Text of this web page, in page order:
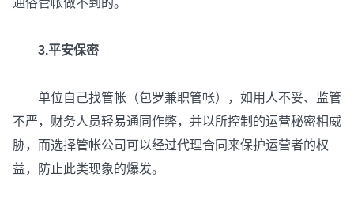
通俗管帐做不到的。
3.平安保密
单位自己找管帐（包罗兼职管帐），如用人不妥、监管
不严，财务人员轻易通同作弊，并以所控制的运营秘密相威
胁，而选择管帐公司可以经过代理合同来保护运营者的权
益，防止此类现象的爆发。